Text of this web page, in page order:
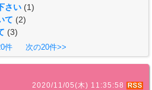
さい (1)
て (2)
(3)
件
次の20件>>
2020/11/05(木) 11:35:58